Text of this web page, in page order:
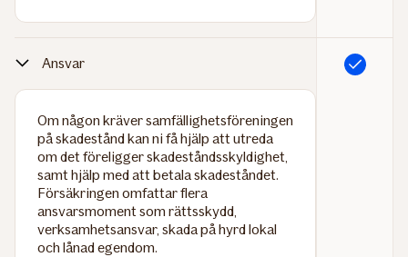
Ansvar
Om någon kräver samfällighetsföreningen
på skadestånd kan ni få hjälp att utreda
om det föreligger skadeståndsskyldighet,
samt hjälp med att betala skadeståndet.
Försäkringen omfattar flera
ansvarsmoment som rättsskydd,
verksamhetsansvar, skada på hyrd lokal
och lånad egendom.
Ingår